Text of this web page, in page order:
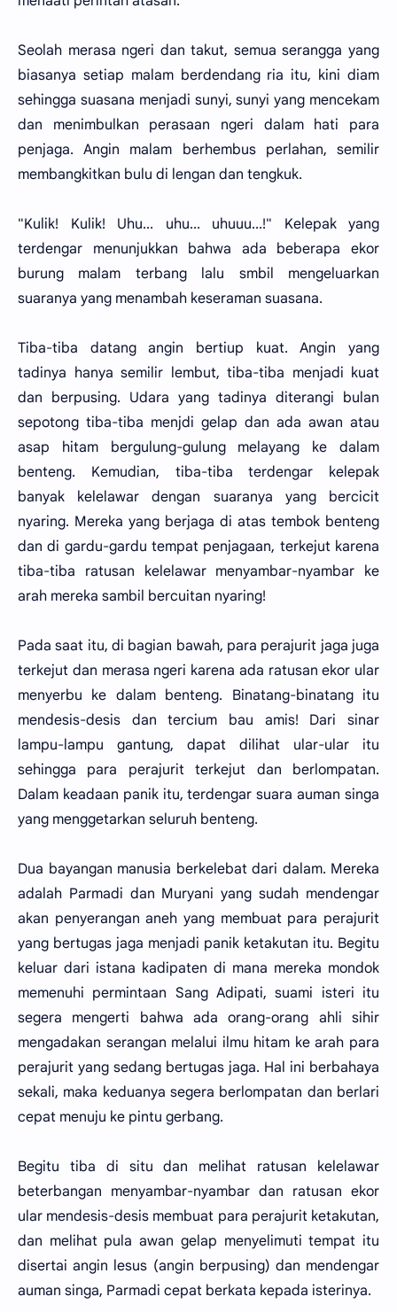
Seolah merasa ngeri dan takut, semua serangga yang
biasanya setiap malam berdendang ria itu, kini diam
sehingga suasana menjadi sunyi, sunyi yang mencekam
dan menimbulkan perasaan ngeri dalam hati para
penjaga. Angin malam berhembus perlahan, semilir
membangkitkan bulu di lengan dan tengkuk.
"Kulik! Kulik! Uhu... uhu... uhuuu...!" Kelepak yang
terdengar menunjukkan bahwa ada beberapa ekor
burung malam terbang lalu smbil mengeluarkan
suaranya yang menambah keseraman suasana.
Tiba-tiba datang angin bertiup kuat. Angin yang
tadinya hanya semilir lembut, tiba-tiba menjadi kuat
dan berpusing. Udara yang tadinya diterangi bulan
sepotong tiba-tiba menjdi gelap dan ada awan atau
asap hitam bergulung-gulung melayang ke dalam
benteng. Kemudian, tiba-tiba terdengar kelepak
banyak kelelawar dengan suaranya yang bercicit
nyaring. Mereka yang berjaga di atas tembok benteng
dan di gardu-gardu tempat penjagaan, terkejut karena
tiba-tiba ratusan kelelawar menyambar-nyambar ke
arah mereka sambil bercuitan nyaring!
Pada saat itu, di bagian bawah, para perajurit jaga juga
terkejut dan merasa ngeri karena ada ratusan ekor ular
menyerbu ke dalam benteng. Binatang-binatang itu
mendesis-desis dan tercium bau amis! Dari sinar
lampu-lampu gantung, dapat dilihat ular-ular itu
sehingga para perajurit terkejut dan berlompatan.
Dalam keadaan panik itu, terdengar suara auman singa
yang menggetarkan seluruh benteng.
Dua bayangan manusia berkelebat dari dalam. Mereka
adalah Parmadi dan Muryani yang sudah mendengar
akan penyerangan aneh yang membuat para perajurit
yang bertugas jaga menjadi panik ketakutan itu. Begitu
keluar dari istana kadipaten di mana mereka mondok
memenuhi permintaan Sang Adipati, suami isteri itu
segera mengerti bahwa ada orang-orang ahli sihir
mengadakan serangan melalui ilmu hitam ke arah para
perajurit yang sedang bertugas jaga. Hal ini berbahaya
sekali, maka keduanya segera berlompatan dan berlari
cepat menuju ke pintu gerbang.
Begitu tiba di situ dan melihat ratusan kelelawar
beterbangan menyambar-nyambar dan ratusan ekor
ular mendesis-desis membuat para perajurit ketakutan,
dan melihat pula awan gelap menyelimuti tempat itu
disertai angin lesus (angin berpusing) dan mendengar
auman singa, Parmadi cepat berkata kepada isterinya.